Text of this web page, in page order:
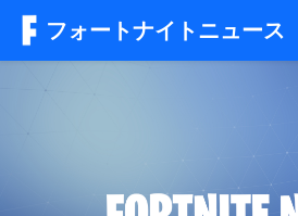
フォートナイトニュース